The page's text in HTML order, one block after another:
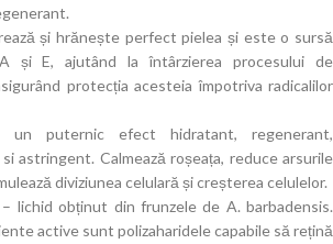
și hrănește perfect pielea și este o sursă
și E, ajutând la întârzierea procesului de
protecția acesteia împotriva radicalilor
efect hidratant, regenerant,
astringent. Calmează roșeața, reduce arsurile
diviziunea celulară și creșterea celulelor.
– lichid obținut din frunzele de A. barbadensis.
active sunt polizaharidele capabile să rețină